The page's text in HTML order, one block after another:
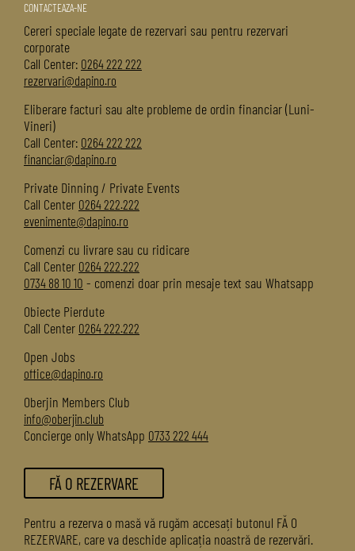
CONTACTEAZA-NE
Cereri speciale legate de rezervari sau pentru rezervari
corporate
Call Center: 0264 222 222
rezervari@dapino.ro
Eliberare facturi sau alte probleme de ordin financiar (Luni-
Vineri)
Call Center: 0264 222 222
financiar@dapino.ro
Private Dinning / Private Events
Call Center 0264 222.222
evenimente@dapino.ro
Comenzi cu livrare sau cu ridicare
Call Center 0264 222.222
0734 88 10 10 - comenzi doar prin mesaje text sau Whatsapp
Obiecte Pierdute
Call Center 0264 222.222
Open Jobs
office@dapino.ro
Oberjin Members Club
info@oberjin.club
Concierge only WhatsApp 0733 222 444
FĂ O REZERVARE
Pentru a rezerva o masă vă rugăm accesați butonul FĂ O
REZERVARE, care va deschide aplicația noastră de rezervări.